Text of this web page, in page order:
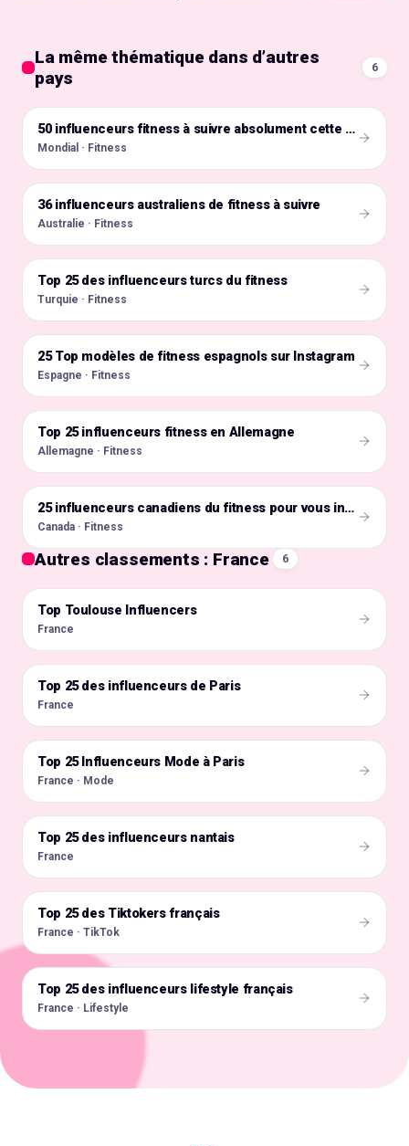
La même thématique dans d’autres
pays
6
🌍 50 influenceurs fitness à suivre absolument cette année !
Mondial · Fitness
🇦🇺
36 influenceurs australiens de fitness à suivre
Australie · Fitness
🇹🇷
Top 25 des influenceurs turcs du fitness
Turquie · Fitness
🇪🇸
25 Top modèles de fitness espagnols sur Instagram
Espagne · Fitness
🇩🇪
Top 25 influenceurs fitness en Allemagne
Allemagne · Fitness
🇨🇦 25 influenceurs canadiens du fitness pour vous inspirer
Canada · Fitness
Autres classements : France 6
🇫🇷
Top Toulouse Influencers
France
🇫🇷
Top 25 des influenceurs de Paris
France
🇫🇷
Top 25 Influenceurs Mode à Paris
France · Mode
🇫🇷
Top 25 des influenceurs nantais
France
🇫🇷
Top 25 des Tiktokers français
France · TikTok
🇫🇷
Top 25 des influenceurs lifestyle français
France · Lifestyle